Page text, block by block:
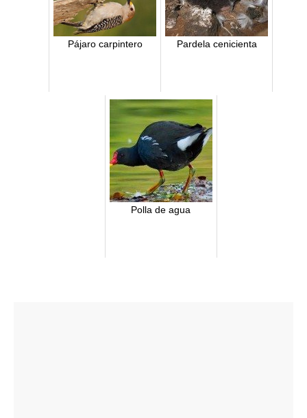
Pájaro carpintero Pardela cenicienta
Polla de agua